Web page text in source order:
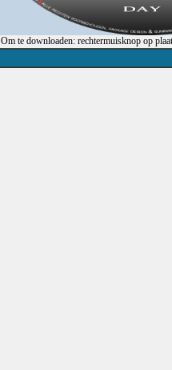
Om te downloaden: rechtermuisknop op